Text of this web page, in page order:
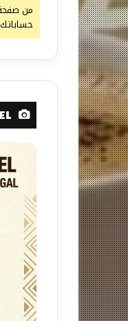
من صفحة